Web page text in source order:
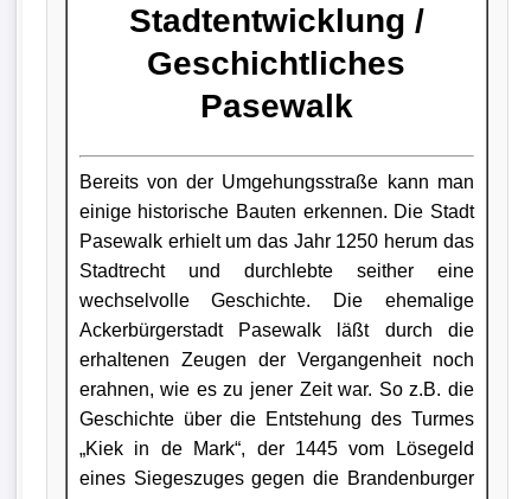
Stadtentwicklung /
Geschichtliches
Pasewalk
Bereits von der Umgehungsstraße kann man
einige historische Bauten erkennen. Die Stadt
Pasewalk erhielt um das Jahr 1250 herum das
Stadtrecht und durchlebte seither eine
wechselvolle Geschichte. Die ehemalige
Ackerbürgerstadt Pasewalk läßt durch die
erhaltenen Zeugen der Vergangenheit noch
erahnen, wie es zu jener Zeit war. So z.B. die
Geschichte über die Entstehung des Turmes
„Kiek in de Mark“, der 1445 vom Lösegeld
eines Siegeszuges gegen die Brandenburger